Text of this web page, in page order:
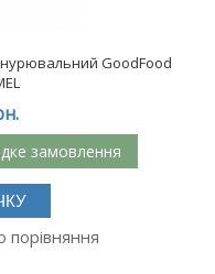
GoodFood
замовлення
порівняння